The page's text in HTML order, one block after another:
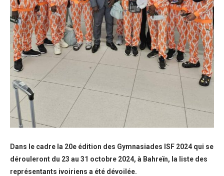
Dans le cadre la 20e édition des Gymnasiades ISF 2024 qui se
dérouleront du 23 au 31 octobre 2024, à Bahreïn, la liste des
représentants ivoiriens a été dévoilée.